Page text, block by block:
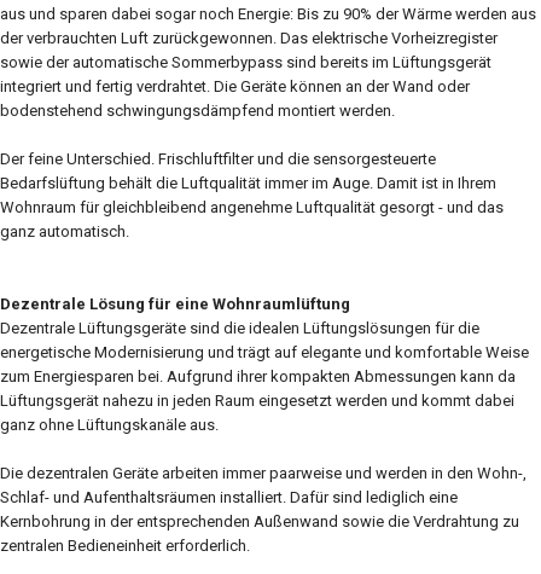
aus und sparen dabei sogar noch Energie: Bis zu 90% der Wärme werden aus
der verbrauchten Luft zurückgewonnen. Das elektrische Vorheizregister
sowie der automatische Sommerbypass sind bereits im Lüftungsgerät
integriert und fertig verdrahtet. Die Geräte können an der Wand oder
bodenstehend schwingungsdämpfend montiert werden.
Der feine Unterschied. Frischluftfilter und die sensorgesteuerte
Bedarfslüftung behält die Luftqualität immer im Auge. Damit ist in Ihrem
Wohnraum für gleichbleibend angenehme Luftqualität gesorgt - und das
ganz automatisch.
Dezentrale Lösung für eine Wohnraumlüftung
Dezentrale Lüftungsgeräte sind die idealen Lüftungslösungen für die
energetische Modernisierung und trägt auf elegante und komfortable Weise
zum Energiesparen bei. Aufgrund ihrer kompakten Abmessungen kann da
Lüftungsgerät nahezu in jeden Raum eingesetzt werden und kommt dabei
ganz ohne Lüftungskanäle aus.
Die dezentralen Geräte arbeiten immer paarweise und werden in den Wohn-,
Schlaf- und Aufenthaltsräumen installiert. Dafür sind lediglich eine
Kernbohrung in der entsprechenden Außenwand sowie die Verdrahtung zu
zentralen Bedieneinheit erforderlich.